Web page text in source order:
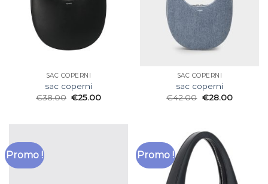
SAC COPERNI
sac coperni
€38.00 €25.00
SAC COPERNI
sac coperni
€42.00 €28.00
Promo ! Promo !